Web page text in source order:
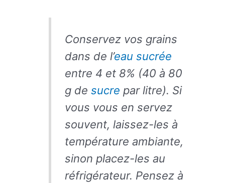
Conservez vos grains
dans de l’eau sucrée
entre 4 et 8% (40 à 80
g de sucre par litre). Si
vous vous en servez
souvent, laissez-les à
température ambiante,
sinon placez-les au
réfrigérateur. Pensez à